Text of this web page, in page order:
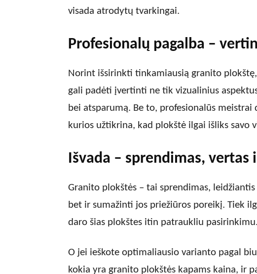
visada atrodytų tvarkingai.
Profesionalų pagalba –
Norint išsirinkti tinkamiausią granito
gali padėti įvertinti ne tik vizualinius
bei atsparumą. Be to, profesionalūs
kurios užtikrina, kad plokštė ilgai išliks savo
Išvada – sprendimas, vertas
Granito plokštės – tai sprendimas,
bet ir sumažinti jos priežiūros poreikį. Tiek
daro šias plokštes itin patraukliu pasirinkimu.
O jei ieškote optimaliausio varianto pagal
kokia yra granito plokštės kapams kaina, ir